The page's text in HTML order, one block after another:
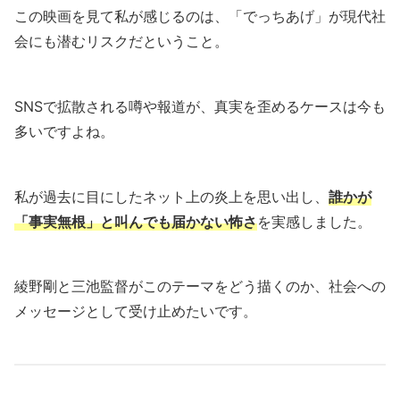
この映画を見て私が感じるのは、「でっちあげ」が現代社
会にも潜むリスクだということ。
SNSで拡散される噂や報道が、真実を歪めるケースは今も
多いですよね。
私が過去に目にしたネット上の炎上を思い出し、 誰かが
「事実無根」と叫んでも届かない怖さを実感しました。
綾野剛と三池監督がこのテーマをどう描くのか、社会への
メッセージとして受け止めたいです。